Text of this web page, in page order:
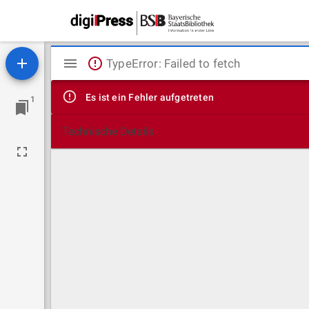
1
Mirador
Viewer
TypeError: Failed to fetch
Es ist ein Fehler aufgetreten
Technische Details